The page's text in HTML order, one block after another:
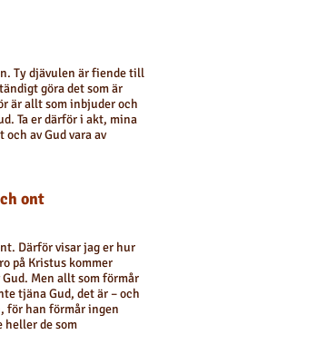
Ty djävulen är fiende till
göra det som är
är allt som inbjuder och
Ta er därför i akt, mina
av Gud vara av
ont
Därför visar jag er hur
på Kristus kommer
Men allt som förmår
tjäna Gud, det är – och
för han förmår ingen
de som